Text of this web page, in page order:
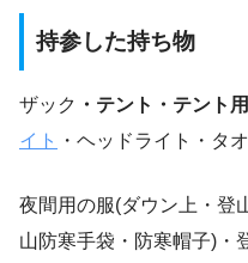
持参した持ち物
ザック ・テント・テント
イト
・ヘッドライト・タ
夜間用の服(ダウン上・登
山防寒手袋・防寒帽子)・